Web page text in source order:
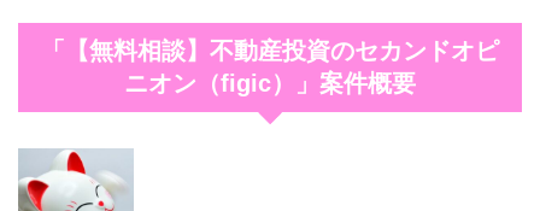
「【無料相談】不動産投資のセカンドオピ
ニオン（figic）」案件概要